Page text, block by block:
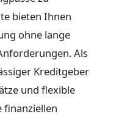
bieten Ihnen
ohne lange
Als
Kreditgeber
und flexible
finanziellen